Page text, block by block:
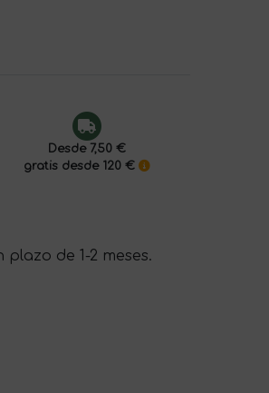
Desde 7,50 €
gratis desde 120 €
de 1-2 meses.